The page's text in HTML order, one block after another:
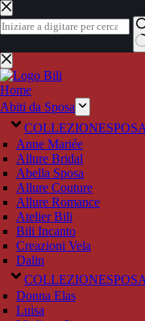
Salta
al
contenuto
Nessun
risultato
Home
Abiti da Sposa
COLLEZIONESPOSA
Anne Mariée
Allure Bridal
Abella Sposa
Allure Couture
Allure Romance
Atelier Bili
Bili Incanto
Creazioni Vela
Dalin
COLLEZIONESPOSA
Donna Elas
Luisa